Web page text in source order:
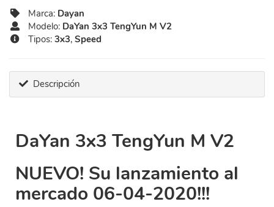
Marca: Dayan
Modelo: DaYan 3x3 TengYun M V2
Tipos: 3x3, Speed
Descripción
DaYan 3x3 TengYun M V2
NUEVO! Su lanzamiento al
mercado 06-04-2020!!!